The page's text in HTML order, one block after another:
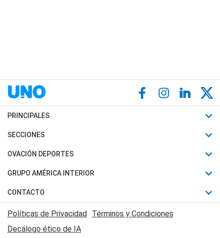
PRINCIPALES
Últimas Noticias
Política
Judiciales
Economia
SECCIONES
Horóscopo
Motores
Trucos caseros
Series y Películas
Edictos y Solicitadas
OVACIÓN DEPORTES
Fútbol
Mundial
Automovilismo
Rugby
GRUPO AMÉRICA INTERIOR
Canal 7 en Vivo
CONTACTO
Acerca de Nosotros
Contactanos
Políticas de Privacidad Términos y Condiciones
Decálogo ético de IA